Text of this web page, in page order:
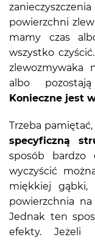
powierzchni
mamy czas
wszystko
zlewozmywaka
albo
Konieczne jest
Trzeba
specyficzną
sposób bardzo
wyczyścić
miękkiej gąbki,
powierzchnia
Jednak ten
efekty.